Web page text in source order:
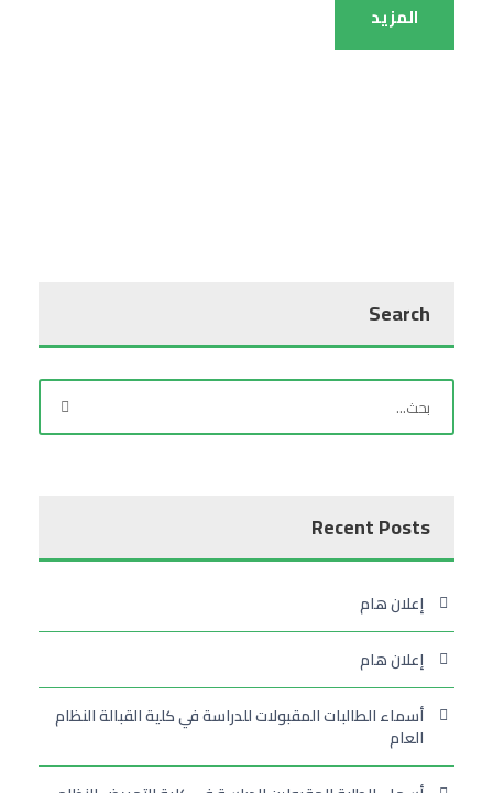
المزيد
Search
Recent Posts
إعلان هام
إعلان هام
أسماء الطالبات المقبولات للدراسة في كلية القبالة النظام
العام